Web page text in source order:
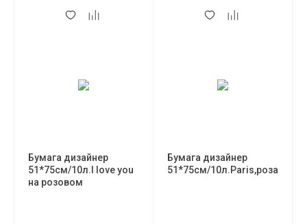
Бумага дизайнер
51*75см/10л.I love you
на розовом
Бумага дизайнер
51*75см/10л.Paris,роза